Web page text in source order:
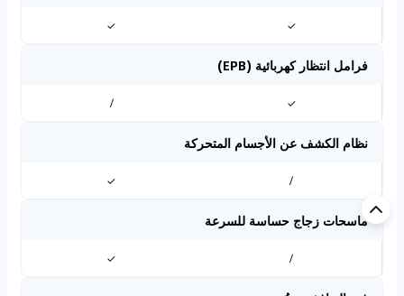
✓
✓
فرامل انتظار كهربائية (EPB)
✓
/
نظام الكشف عن الأجسام المتحركة
/
✓
ماسحات زجاج حساسة للسرعة
/
✓